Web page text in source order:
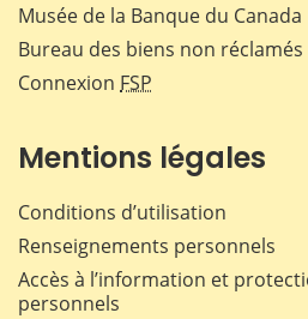
Musée de la Banque du Canada
Bureau des biens non réclamés
Connexion FSP
Mentions légales
Conditions d’utilisation
Renseignements personnels
Accès à l’information et
personnels